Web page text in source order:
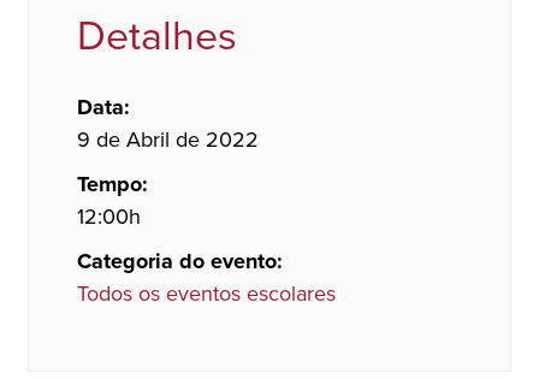
Detalhes
Data:
9 de Abril de 2022
Tempo:
12:00h
Categoria do evento:
Todos os eventos escolares